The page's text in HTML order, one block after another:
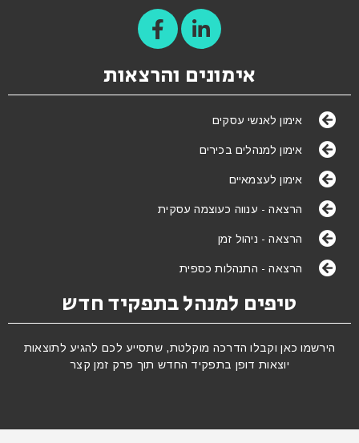
אימונים והרצאות
אימון לאנשי עסקים
אימון למנהלים בכירים
אימון לעצמאיים
הרצאה - ענווה כעוצמה עסקית
הרצאה - ניהול זמן
הרצאה - התנהלות כספית
טיפים למנהל בתפקיד חדש
הירשמו כאן וקבלו הדרכה מוקלטת, שתסייע לכם להגיע לתוצאות
יוצאות דופן בתפקיד החדש תוך פרק זמן קצר